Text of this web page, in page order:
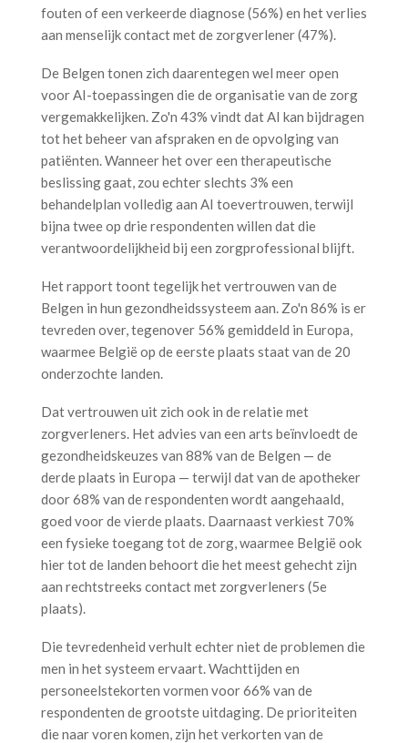
fouten of een verkeerde diagnose (56%) en het verlies
aan menselijk contact met de zorgverlener (47%).
De Belgen tonen zich daarentegen wel meer open
voor AI-toepassingen die de organisatie van de zorg
vergemakkelijken. Zo'n 43% vindt dat AI kan bijdragen
tot het beheer van afspraken en de opvolging van
patiënten. Wanneer het over een therapeutische
beslissing gaat, zou echter slechts 3% een
behandelplan volledig aan AI toevertrouwen, terwijl
bijna twee op drie respondenten willen dat die
verantwoordelijkheid bij een zorgprofessional blijft.
Het rapport toont tegelijk het vertrouwen van de
Belgen in hun gezondheidssysteem aan. Zo'n 86% is er
tevreden over, tegenover 56% gemiddeld in Europa,
waarmee België op de eerste plaats staat van de 20
onderzochte landen.
Dat vertrouwen uit zich ook in de relatie met
zorgverleners. Het advies van een arts beïnvloedt de
gezondheidskeuzes van 88% van de Belgen — de
derde plaats in Europa — terwijl dat van de apotheker
door 68% van de respondenten wordt aangehaald,
goed voor de vierde plaats. Daarnaast verkiest 70%
een fysieke toegang tot de zorg, waarmee België ook
hier tot de landen behoort die het meest gehecht zijn
aan rechtstreeks contact met zorgverleners (5e
plaats).
Die tevredenheid verhult echter niet de problemen die
men in het systeem ervaart. Wachttijden en
personeelstekorten vormen voor 66% van de
respondenten de grootste uitdaging. De prioriteiten
die naar voren komen, zijn het verkorten van de